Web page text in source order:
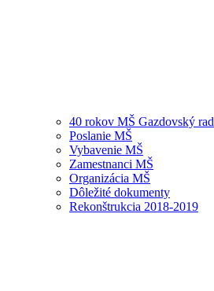
40 rokov MŠ Gazdovský rad
Poslanie MŠ
Vybavenie MŠ
Zamestnanci MŠ
Organizácia MŠ
Dôležité dokumenty
Rekonštrukcia 2018-2019